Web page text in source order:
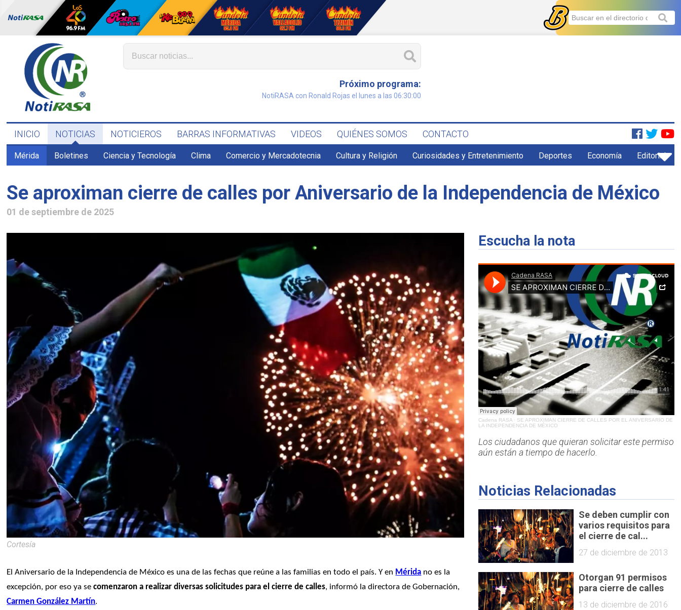
Próximo programa:
NotiRASA con Ronald Rojas el lunes a las 06:30:00
INICIO NOTICIAS NOTICIEROS BARRAS INFORMATIVAS VIDEOS QUIÉNES SOMOS CONTACTO
Mérida Boletines Ciencia y Tecnología Clima Comercio y Mercadotecnia Cultura y Religión Curiosidades y Entretenimiento Deportes Economía Editorial
Se aproximan cierre de calles por Aniversario de la Independencia de México
01 de septiembre de 2025
Cortesía
El Aniversario de la Independencia de México es una de las fechas que reúne a las familias en todo el país. Y en Mérida no es la
excepción, por eso ya se comenzaron a realizar diversas solicitudes para el cierre de calles
Carmen González Martín.
Escucha la nota
Cadena RASA· SE APROXIMAN CIERRE DE CALLES POR EL ANIVERSARIO DE
LA INDEPENDENCIA DE MÉXICO
Los ciudadanos que quieran solicitar este permiso
aún están a tiempo de hacerlo.
Noticias Relacionadas
Se deben cumplir con
varios requisitos para
el cierre de cal...
27 de diciembre de 2013
Otorgan 91 permisos
para cierre de calles
13 de diciembre de 2016